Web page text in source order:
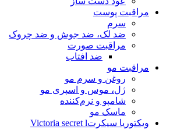
مراقبت پوست
سرم
ضد لک، ضد جوش و ضد چروک
مراقبت صورت
ضد افتاب
مراقبت مو
روغن و سرم مو
ژل، موس و اسپری مو
شامپو و نرم‌کننده
ماسک مو
ویکتوریا سیکرتVictoria secret l